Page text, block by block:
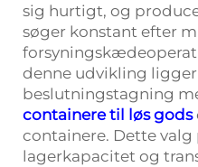
sig hurtigt, og
søger konstant efter
denne udvikling
beslutningstagning
containere til løs gods
containere. Dette valg
lagerkapacitet og